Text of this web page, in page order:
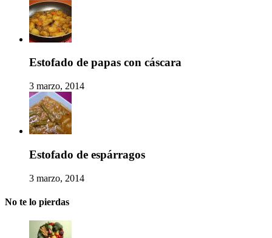
Estofado de papas con cáscara
3 marzo, 2014
Estofado de espárragos
3 marzo, 2014
No te lo pierdas